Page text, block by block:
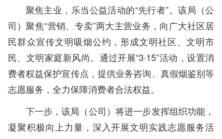
聚焦主业，乐当公益活动的“先行者”。该局（公
司）聚焦“营销、专卖”两大主营业务，向广大社区居
民群众宣传文明吸烟公约，形成文明社区、文明市
民、文明家庭新风尚。通过开展“3·15”活动，设置消
费者权益保护宣传点，提供业务咨询、真假烟鉴别等
志愿服务，全力保障消费者合法权益。
下一步，该局（公司）将进一步发挥组织功能，
凝聚积极向上力量，深入开展文明实践志愿服务活